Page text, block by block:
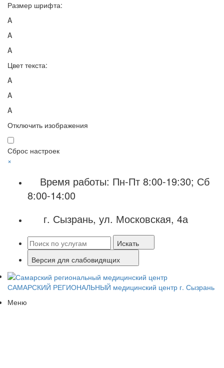
Размер шрифта:
A
A
A
Цвет текста:
A
A
A
Отключить изображения
Сброс настроек
×
Время работы: Пн-Пт 8:00-19:30; Сб
8:00-14:00
г. Сызрань, ул. Московская, 4а
Искать
Версия для слабовидящих
САМАРСКИЙ РЕГИОНАЛЬНЫЙ медицинский центр г. Сызрань
Меню